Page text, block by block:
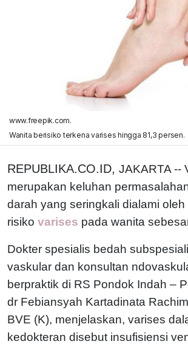
www.freepik.com.
Wanita berisiko terkena varises hingga 81,3 persen.
REPUBLIKA.CO.ID, JAKARTA --
merupakan keluhan
darah yang seringkali dialami
risiko varises pada wanita
Dokter spesialis bedah
vaskular dan konsultan
berpraktik di RS Pondok Indah –
dr Febiansyah Kartadinata
BVE (K), menjelaskan, varises
kedokteran disebut insufisiensi